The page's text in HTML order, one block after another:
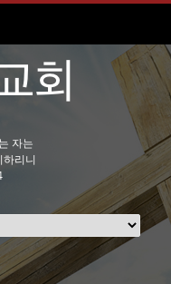
자는
리니